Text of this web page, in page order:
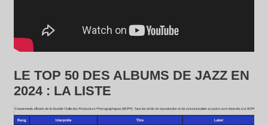
LE TOP 50 DES ALBUMS DE JAZZ EN
2024 : LA LISTE